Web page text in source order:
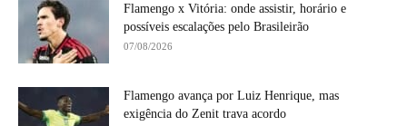
Flamengo x Vitória: onde assistir, horário e
possíveis escalações pelo Brasileirão
07/08/2026
Flamengo avança por Luiz Henrique, mas
exigência do Zenit trava acordo